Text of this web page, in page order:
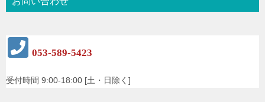
053-589-5423
受付時間 9:00-18:00 [土・日除く]